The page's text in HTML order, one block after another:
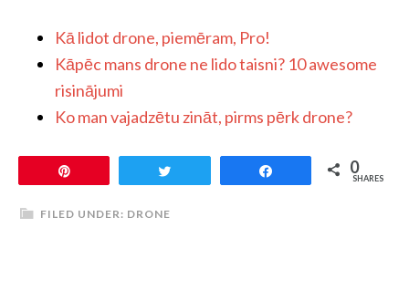
Kā lidot drone, piemēram, Pro!
Kāpēc mans drone ne lido taisni? 10 awesome
risinājumi
Ko man vajadzētu zināt, pirms pērk drone?
0
SHARES
FILED UNDER: DRONE